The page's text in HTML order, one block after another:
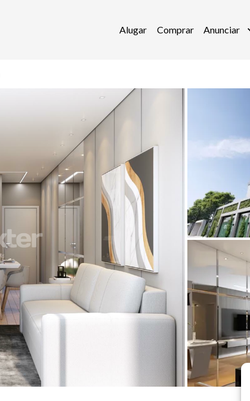
Alugar Comprar Anunciar